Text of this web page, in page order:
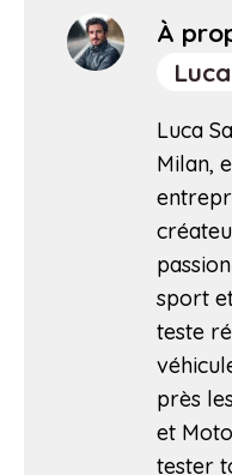
À
Luca
Milan,
sport
teste
près
et
tester